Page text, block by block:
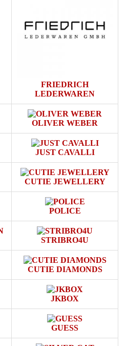
FRIEDRICH
LEDERWAREN
OLIVER WEBER
JUST CAVALLI
CUTIE JEWELLERY
POLICE
STRIBRO4U
CUTIE DIAMONDS
JKBOX
GUESS